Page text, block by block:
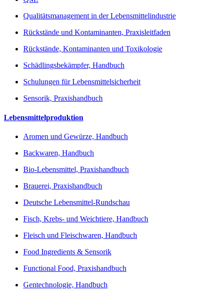
Qualitätsmanagement in der Lebensmittelindustrie
Rückstände und Kontaminanten, Praxisleitfaden
Rückstände, Kontaminanten und Toxikologie
Schädlingsbekämpfer, Handbuch
Schulungen für Lebensmittelsicherheit
Sensorik, Praxishandbuch
Lebensmittelproduktion
Aromen und Gewürze, Handbuch
Backwaren, Handbuch
Bio-Lebensmittel, Praxishandbuch
Brauerei, Praxishandbuch
Deutsche Lebensmittel-Rundschau
Fisch, Krebs- und Weichtiere, Handbuch
Fleisch und Fleischwaren, Handbuch
Food Ingredients & Sensorik
Functional Food, Praxishandbuch
Gentechnologie, Handbuch